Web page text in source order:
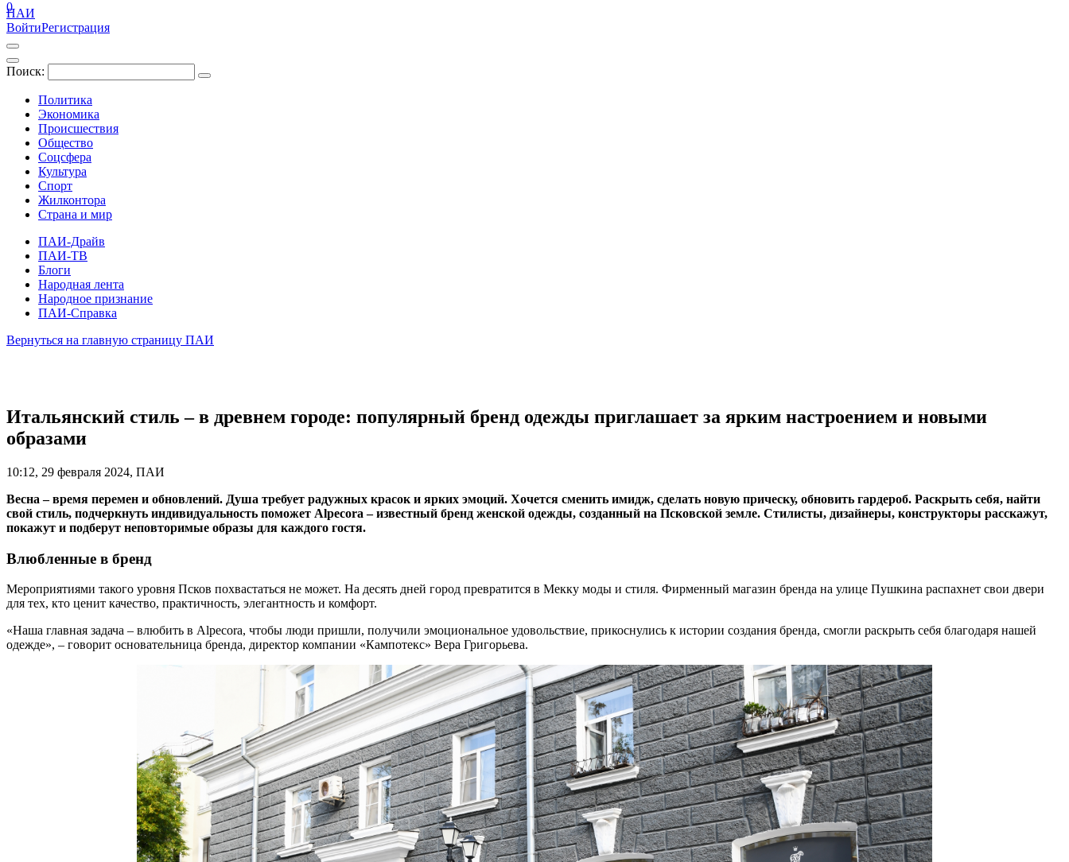
ПАИ
ВойтиРегистрация
Поиск:
Политика
Экономика
Происшествия
Общество
Соцсфера
Культура
Спорт
Жилконтора
Страна и мир
ПАИ-Драйв
ПАИ-ТВ
Блоги
Народная лента
Народное признание
ПАИ-Справка
0
Вернуться на главную страницу ПАИ
Итальянский стиль – в древнем городе: популярный бренд одежды приглашает за ярким настроением и новыми
образами
10:12, 29 февраля 2024, ПАИ
Весна – время перемен и обновлений. Душа требует радужных красок и ярких эмоций. Хочется сменить имидж, сделать новую прическу, обновить гардероб. Раскрыть себя, найти
свой стиль, подчеркнуть индивидуальность поможет Alpecora – известный бренд женской одежды, созданный на Псковской земле. Стилисты, дизайнеры, конструкторы расскажут,
покажут и подберут неповторимые образы для каждого гостя.
Влюбленные в бренд
Мероприятиями такого уровня Псков похвастаться не может. На десять дней город превратится в Мекку моды и стиля. Фирменный магазин бренда на улице Пушкина распахнет свои двери
для тех, кто ценит качество, практичность, элегантность и комфорт.
«Наша главная задача – влюбить в Alpecora, чтобы люди пришли, получили эмоциональное удовольствие, прикоснулись к истории создания бренда, смогли раскрыть себя благодаря нашей
одежде», – говорит основательница бренда, директор компании «Кампотекс» Вера Григорьева.